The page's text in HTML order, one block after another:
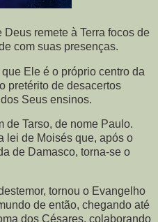
remete à Terra focos de
com suas presenças.
Ele é o próprio centro da
pretérito de desacertos
Seus ensinos.
de Tarso, de nome Paulo.
lei de Moisés que, após o
de Damasco, torna-se o
tornou o Evangelho
de então, chegando até
dos Césares, colaborando